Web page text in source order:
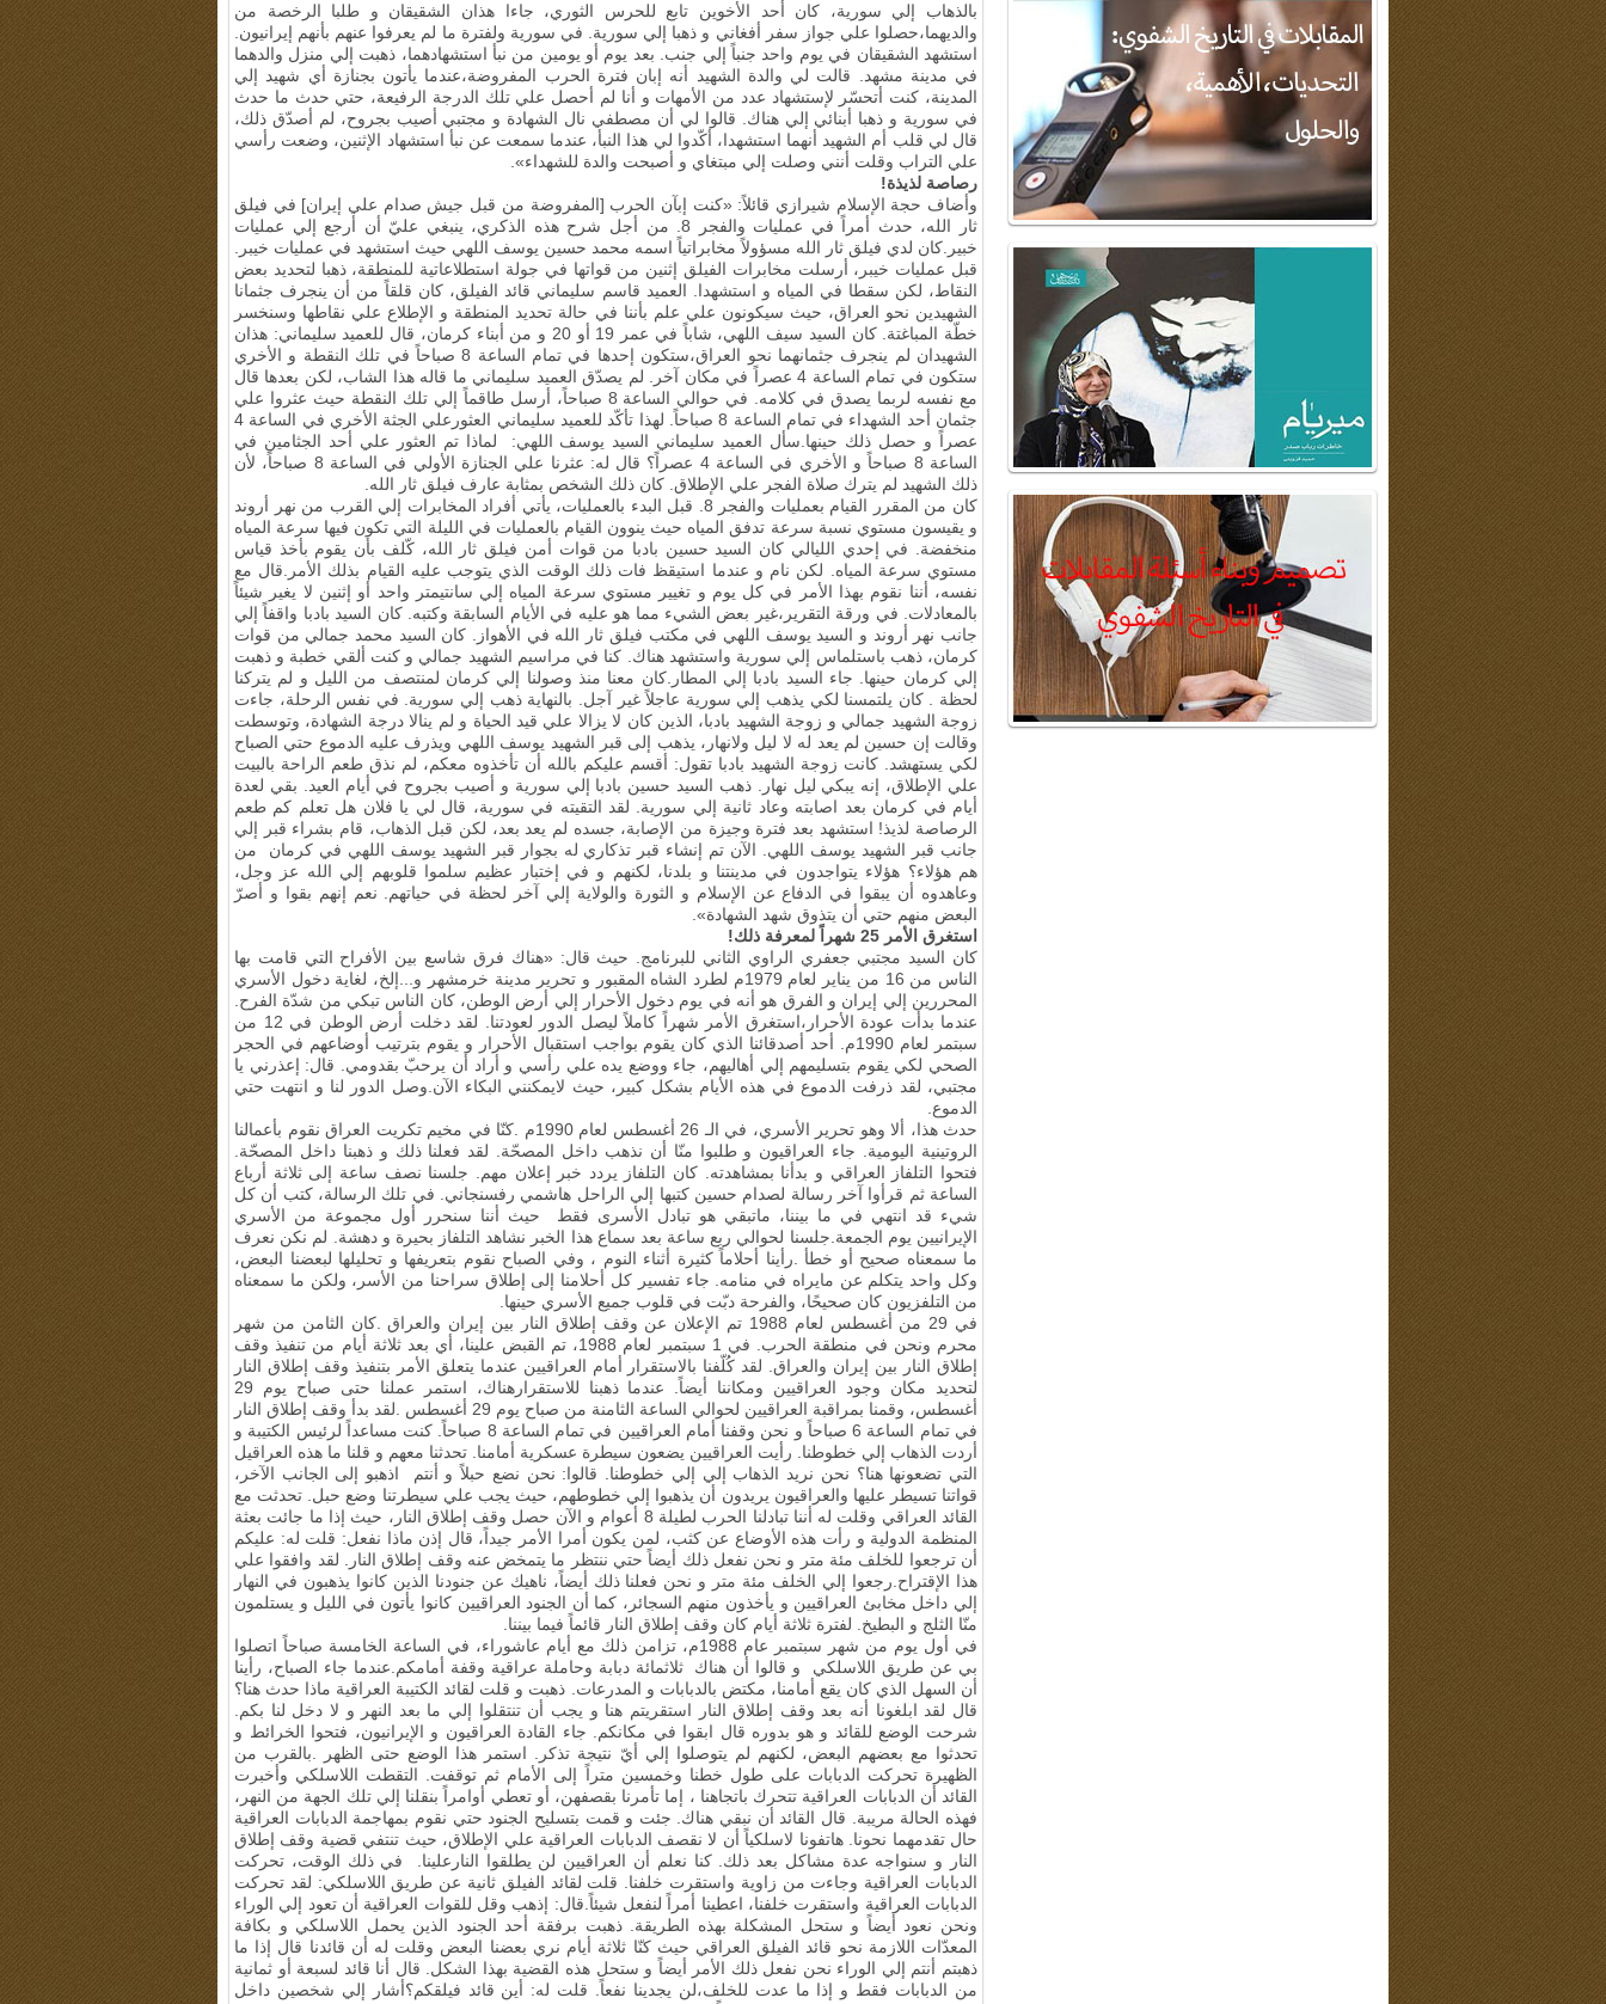
بالذهاب إلي سورية، كان أحد الأخوين تابع للحرس الثوري، جاءا هذان الشقيقان و طلبا الرخصة من
والديهما،حصلوا علي جواز سفر أفغاني و ذهبا إلي سورية. في سورية ولفترة ما لم يعرفوا عنهم بأنهم إيرانيون.
استشهد الشقيقان في يوم واحد جنباً إلي جنب. بعد يوم أو يومين من نبأ استشهادهما، ذهبت إلي منزل والدهما
في مدينة مشهد. قالت لي والدة الشهيد أنه إبان فترة الحرب المفروضة،عندما يأتون بجنازة أي شهيد إلي
المدينة، كنت أتحسّر لإستشهاد عدد من الأمهات و أنا لم أحصل علي تلك الدرجة الرفيعة، حتي حدث ما حدث
في سورية و ذهبا أبنائي إلي هناك. قالوا لي أن مصطفي نال الشهادة و مجتبي أصيب بجروح، لم أصدّق ذلك،
قال لي قلب أم الشهيد أنهما استشهدا، أكّدوا لي هذا النبأ، عندما سمعت عن نبأ استشهاد الإثنين، وضعت رأسي
علي التراب وقلت أنني وصلت إلي مبتغاي و أصبحت والدة للشهداء».
رصاصة لذيذة!
وأضاف حجة الإسلام شيرازي قائلاً: «كنت إبآن الحرب [المفروضة من قبل جيش صدام علي إيران] في فيلق
ثار الله، حدث أمراً في عمليات والفجر 8. من أجل شرح هذه الذكري، ينبغي عليّ أن أرجع إلي عمليات
خبير.كان لدي فيلق ثار الله مسؤولاً مخابراتياً اسمه محمد حسين يوسف اللهي حيث استشهد في عمليات خيبر.
قبل عمليات خيبر، أرسلت مخابرات الفيلق إثنين من قواتها في جولة استطلاعاتية للمنطقة، ذهبا لتحديد بعض
النقاط، لكن سقطا في المياه و استشهدا. العميد قاسم سليماني قائد الفيلق، كان قلقاً من أن ينجرف جثمانا
الشهيدين نحو العراق، حيث سيكونون علي علم بأننا في حالة تحديد المنطقة و الإطلاع علي نقاطها وسنخسر
خطّة المباغتة. كان السيد سيف اللهي، شاباً في عمر 19 أو 20 و من أبناء كرمان، قال للعميد سليماني: هذان
الشهيدان لم ينجرف جثمانهما نحو العراق،ستكون إحدها في تمام الساعة 8 صباحاً في تلك النقطة و الأخري
ستكون في تمام الساعة 4 عصراً في مكان آخر. لم يصدّق العميد سليماني ما قاله هذا الشاب، لكن بعدها قال
مع نفسه لربما يصدق في كلامه. في حوالي الساعة 8 صباحاً، أرسل طاقماً إلي تلك النقطة حيث عثروا علي
جثمان أحد الشهداء في تمام الساعة 8 صباحاً. لهذا تأكّد للعميد سليماني العثورعلي الجثة الأخري في الساعة 4
عصراً و حصل ذلك حينها.سأل العميد سليماني السيد يوسف اللهي: لماذا تم العثور علي أحد الجثامين في
الساعة 8 صباحاً و الأخري في الساعة 4 عصراً؟ قال له: عثرنا علي الجنازة الأولي في الساعة 8 صباحاً، لأن
ذلك الشهيد لم يترك صلاة الفجر علي الإطلاق. كان ذلك الشخص بمثابة عارف فيلق ثار الله.
كان من المقرر القيام بعمليات والفجر 8. قبل البدء بالعمليات، يأتي أفراد المخابرات إلي القرب من نهر أروند
و يقيسون مستوي نسبة سرعة تدفق المياه حيث ينوون القيام بالعمليات في الليلة التي تكون فيها سرعة المياه
منخفضة. في إحدي الليالي كان السيد حسين بادبا من قوات أمن فيلق ثار الله، كّلف بأن يقوم بأخذ قياس
مستوي سرعة المياه. لكن نام و عندما استيقظ فات ذلك الوقت الذي يتوجب عليه القيام بذلك الأمر.قال مع
نفسه، أننا نقوم بهذا الأمر في كل يوم و تغيير مستوي سرعة المياه إلي سانتيمتر واحد أو إثنين لا يغير شيئاً
بالمعادلات. في ورقة التقرير،غير بعض الشيء مما هو عليه في الأيام السابقة وكتبه. كان السيد بادبا واقفاً إلي
جانب نهر أروند و السيد يوسف اللهي في مكتب فيلق ثار الله في الأهواز. كان السيد محمد جمالي من قوات
كرمان، ذهب باستلماس إلي سورية واستشهد هناك. كنا في مراسيم الشهيد جمالي و كنت ألقي خطبة و ذهبت
إلي كرمان حينها. جاء السيد بادبا إلي المطار.كان معنا منذ وصولنا إلي كرمان لمنتصف من الليل و لم يتركنا
لحظة . كان يلتمسنا لكي يذهب إلي سورية عاجلاً غير آجل. بالنهاية ذهب إلي سورية. في نفس الرحلة، جاءت
زوجة الشهيد جمالي و زوجة الشهيد بادبا، الذين كان لا يزالا علي قيد الحياة و لم ينالا درجة الشهادة، وتوسطت
وقالت إن حسين لم يعد له لا ليل ولانهار، يذهب إلى قبر الشهيد يوسف اللهي ويذرف عليه الدموع حتي الصباح
لكي يستهشد. كانت زوجة الشهيد بادبا تقول: أقسم عليكم بالله أن تأخذوه معكم، لم نذق طعم الراحة بالبيت
علي الإطلاق، إنه يبكي ليل نهار. ذهب السيد حسين بادبا إلي سورية و أصيب بجروح في أيام العيد. بقي لعدة
أيام في كرمان بعد اصابته وعاد ثانية إلي سورية. لقد التقيته في سورية، قال لي يا فلان هل تعلم كم طعم
الرصاصة لذيذ! استشهد بعد فترة وجيزة من الإصابة، جسده لم يعد بعد، لكن قبل الذهاب، قام بشراء قبر إلي
جانب قبر الشهيد يوسف اللهي. الآن تم إنشاء قبر تذكاري له بجوار قبر الشهيد يوسف اللهي في كرمان
من
هم هؤلاء؟ هؤلاء يتواجدون في مدينتنا و بلدنا، لكنهم و في إختبار عظيم سلموا قلوبهم إلي الله عز وجل،
وعاهدوه أن يبقوا في الدفاع عن الإسلام و الثورة والولاية إلي آخر لحظة في حياتهم. نعم إنهم بقوا و أصرّ
البعض منهم حتي أن يتذوق شهد الشهادة».
استغرق الأمر 25 شهراً لمعرفة ذلك
!
كان السيد مجتبي جعفري الراوي الثاني للبرنامج. حيث قال: «هناك فرق شاسع بين الأفراح التي قامت بها
الناس من 16 من يناير لعام 1979م لطرد الشاه المقبور و تحرير مدينة خرمشهر و...إلخ، لغاية دخول الأسري
المحررين إلي إيران و الفرق هو أنه في يوم دخول الأحرار إلي أرض الوطن، كان الناس تبكي من شدّة الفرح.
عندما بدأت عودة الأحرار،استغرق الأمر شهراً كاملاً ليصل الدور لعودتنا. لقد دخلت أرض الوطن في 12 من
سبتمر لعام 1990م. أحد أصدقائنا الذي كان يقوم بواجب استقبال الأحرار و يقوم بترتيب أوضاعهم في الحجر
الصحي لكي يقوم بتسليمهم إلي أهاليهم، جاء ووضع يده علي رأسي و أراد أن يرحبّ بقدومي. قال: إعذرني يا
مجتبي، لقد ذرفت الدموع في هذه الأيام بشكل كبير، حيث لايمكنني البكاء الآن.وصل الدور لنا و انتهت حتي
الدموع.
حدث هذا، ألا وهو تحرير الأسري، في الـ 26 أغسطس لعام 1990م
كنّا في مخيم تكريت العراق نقوم بأعمالنا
الروتينية اليومية. جاء العراقيون و طلبوا منّا أن نذهب داخل المصحّة. لقد فعلنا ذلك و ذهبنا داخل المصحّة.
فتحوا التلفاز العراقي و بدأنا بمشاهدته. كان التلفاز يردد خبر إعلان مهم. جلسنا نصف ساعة إلى ثلاثة أرباع
الساعة ثم قرأوا آخر رسالة لصدام حسين كتبها إلي الراحل هاشمي رفسنجاني
في تلك الرسالة، كتب أن كل
شيء قد انتهي في ما بيننا، ماتبقي هو تبادل الأسرى فقط حيث أننا سنحرر أول مجموعة من الأسري
الإيرانيين يوم الجمعة جلسنا لحوالي ربع ساعة بعد سماع هذا الخبر نشاهد التلفاز بحيرة و دهشة. لم نكن نعرف
ما سمعناه صحيح أو خطأ
رأينا أحلاماً كثيرة أثناء النوم ، وفي الصباح نقوم بتعريفها و تحليلها لبعضنا البعض،
وكل واحد يتكلم عن مايراه في منامه. جاء تفسير كل أحلامنا إلى إطلاق سراحنا من الأسر، ولكن ما سمعناه
من التلفزيون كان صحيحًا، والفرحة دبّت في قلوب جميع الأسري حينها.
في 29 من أغسطس لعام 1988 تم الإعلان عن وقف إطلاق النار بين إيران والعراق
.كان الثامن من شهر
محرم ونحن في منطقة الحرب
في 1 سبتمبر لعام 1988، تم القبض علينا، أي بعد ثلاثة أيام من تنفيذ وقف
إطلاق النار بين إيران والعراق
لقد كُلّفنا بالاستقرار أمام العراقيين عندما يتعلق الأمر بتنفيذ وقف إطلاق النار
لتحديد مكان وجود العراقيين ومكاننا أيضاً. عندما ذهبنا للاستقرارهناك، استمر عملنا حتى صباح يوم 29
أغسطس، وقمنا بمراقبة العراقيين لحوالي الساعة الثامنة من صباح يوم 29 أغسطس
لقد بدأ وقف إطلاق النار
في تمام الساعة 6 صباحاً و نحن وقفنا أمام العراقيين في تمام الساعة 8 صباحاً. كنت مساعداً لرئيس الكتيبة و
أردت الذهاب إلي خطوطنا. رأيت العراقيين يضعون سيطرة عسكرية أمامنا. تحدثنا معهم و قلنا ما هذه العراقيل
التي تضعونها هنا؟ نحن نريد الذهاب إلي إلي خطوطنا. قالوا: نحن نضع حبلاً و أنتم اذهبو إلى الجانب الآخر،
قواتنا تسيطر عليها والعراقيون يريدون أن يذهبوا إلي خطوطهم، حيث يجب علي سيطرتنا وضع حبل. تحدثت مع
القائد العراقي وقلت له أننا تبادلنا الحرب لطيلة 8 أعوام و الآن حصل وقف إطلاق النار، حيث إذا ما جائت بعثة
المنظمة الدولية و رأت هذه الأوضاع عن كثب، لمن يكون أمرا الأمر جيداً، قال إذن ماذا نفعل: قلت له: عليكم
أن ترجعوا للخلف مئة متر و نحن نفعل ذلك أيضاً حتي ننتظر ما يتمخض عنه وقف إطلاق النار. لقد وافقوا علي
هذا الإقتراح.رجعوا إلي الخلف مئة متر و نحن فعلنا ذلك أيضاً، ناهيك عن جنودنا الذين كانوا يذهبون في النهار
إلي داخل مخابئ العراقيين و يأخذون منهم السجائر، كما أن الجنود العراقيين كانوا يأتون في الليل و يستلمون
منّا الثلج و البطيخ. لفترة ثلاثة أيام كان وقف إطلاق النار قائماً فيما بيننا.
في أول يوم من شهر سبتمبر عام 1988م، تزامن ذلك مع أيام عاشوراء، في الساعة الخامسة صباحاً اتصلوا
بي عن طريق اللاسلكي و قالوا أن هناك ثلاثمائة دبابة وحاملة عراقية وقفة أمامكم.عندما جاء الصباح، رأينا
أن السهل الذي كان يقع أمامنا، مكتض بالدبابات و المدرعات. ذهبت و قلت لقائد الكتيبة العراقية ماذا حدث هنا؟
قال لقد ابلغونا أنه بعد وقف إطلاق النار استقريتم هنا و يجب أن تنتقلوا إلي ما بعد النهر و لا دخل لنا بكم.
شرحت الوضع للقائد و هو بدوره قال ابقوا في مكانكم. جاء القادة العراقيون و الإيرانيون، فتحوا الخرائط و
تحدثوا مع بعضهم البعض، لكنهم لم يتوصلوا إلي أيّ نتيجة تذكر. استمر هذا الوضع حتى الظهر
بالقرب من
الظهيرة تحركت الدبابات على طول خطنا وخمسين متراً إلى الأمام ثم توقفت
التقطت اللاسلكي وأخبرت
القائد أن الدبابات العراقية تتحرك باتجاهنا ، إما تأمرنا بقصفهن، أو تعطي أوامراً بنقلنا إلي تلك الجهة من النهر،
فهذه الحالة مريبة. قال القائد أن نبقي هناك. جئت و قمت بتسليح الجنود حتي نقوم بمهاجمة الدبابات العراقية
حال تقدمهما نحونا. هاتفونا لاسلكياً أن لا نقصف الدبابات العراقية علي الإطلاق، حيث تنتفي قضية وقف إطلاق
النار و سنواجه عدة مشاكل بعد ذلك. كنا نعلم أن العراقيين لن يطلقوا النارعلينا. في ذلك الوقت، تحركت
الدبابات العراقية وجاءت من زاوية واستقرت خلفنا. قلت لقائد الفيلق ثانية عن طريق اللاسلكي: لقد تحركت
الدبابات العراقية واستقرت خلفنا، اعطينا أمراً لنفعل شيئاً.قال: إذهب وقل للقوات العراقية أن تعود إلي الوراء
ونحن نعود أيضاً و ستحل المشكلة بهذه الطريقة. ذهبت برفقة أحد الجنود الذين يحمل اللاسلكي و بكافة
المعدّات اللازمة نحو قائد الفيلق العراقي حيث كنّا ثلاثة أيام نري بعضنا البعض وقلت له أن قائدنا قال إذا ما
ذهبتم أنتم إلي الوراء نحن نفعل ذلك الأمر أيضاً و ستحل هذه القضية بهذا الشكل. قال أنا قائد لسبعة أو ثمانية
من الدبابات فقط و إذا ما عدت للخلف،لن يجدينا نفعاً. قلت له: أين قائد فيلقكم؟أشار إلي شخصين داخل